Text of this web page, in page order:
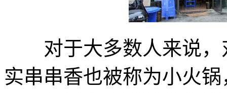
对于大多数人来说，
实串串香也被称为小火